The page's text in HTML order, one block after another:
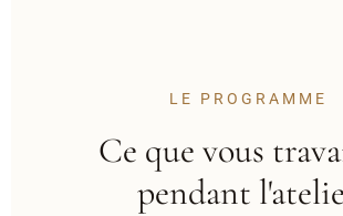
LE PROGRAMME
Ce que vous
pendant